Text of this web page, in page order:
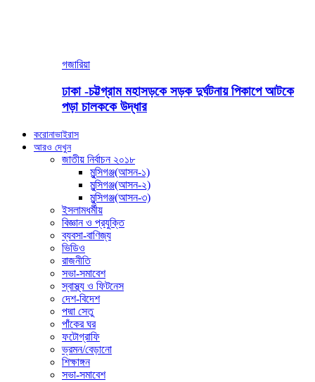
গজারিয়া
ঢাকা -চট্টগ্রাম মহাসড়কে সড়ক দুর্ঘটনায় পিকাপে আটকে
পড়া চালককে উদ্ধার
করোনাভাইরাস
আরও দেখুন
জাতীয় নির্বাচন ২০১৮
মুন্সিগঞ্জ(আসন-১)
মুন্সিগঞ্জ(আসন-২)
মুন্সিগঞ্জ(আসন-৩)
ইসলামধর্মীয়
বিজ্ঞান ও প্রযুক্তি
ব্যবসা-বাণিজ্য
ভিডিও
রাজনীতি
সভা-সমাবেশ
স্বাস্থ্য ও ফিটনেস
দেশ-বিদেশ
পদ্মা সেতু
পাঁকের ঘর
ফটোগ্রাফি
ভ্রমন/বেড়ানো
শিক্ষাঙ্গন
সভা-সমাবেশ